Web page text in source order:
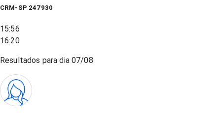
CRM-SP 247930
15:56
16:20
Resultados para dia07/08